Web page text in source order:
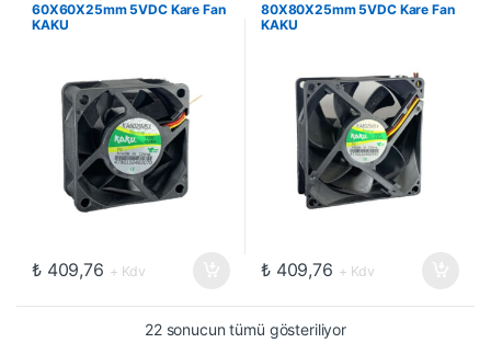
Fanlar
60X60X25mm 5VDC Kare Fan
KAKU
₺409,76 + Kdv
Fanlar
80X80X25mm 5VDC Kare Fan
KAKU
₺409,76 + Kdv
22 sonucun tümü gösteriliyor